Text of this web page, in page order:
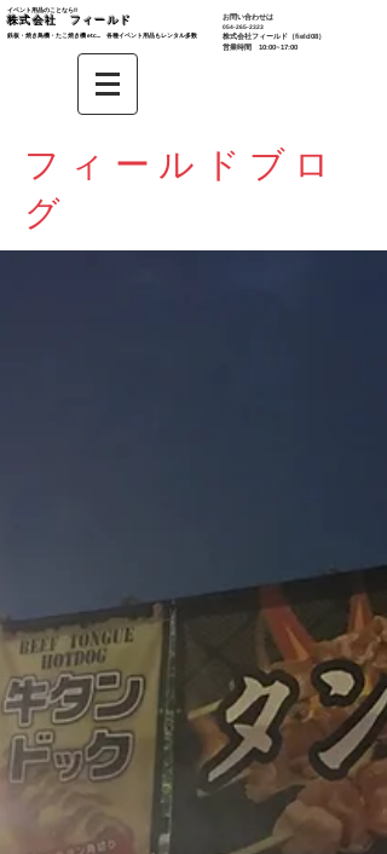
イベント用品のことなら‼︎
株式会社 フィールド
鉄板・焼き鳥機・たこ焼き機 etc... 各種イベント用品もレンタル多数​
お問い合わせは
​054-265-2323
株式会社フィールド（field08）
営業時間 10:00~17:00
フィールドブロ
グ